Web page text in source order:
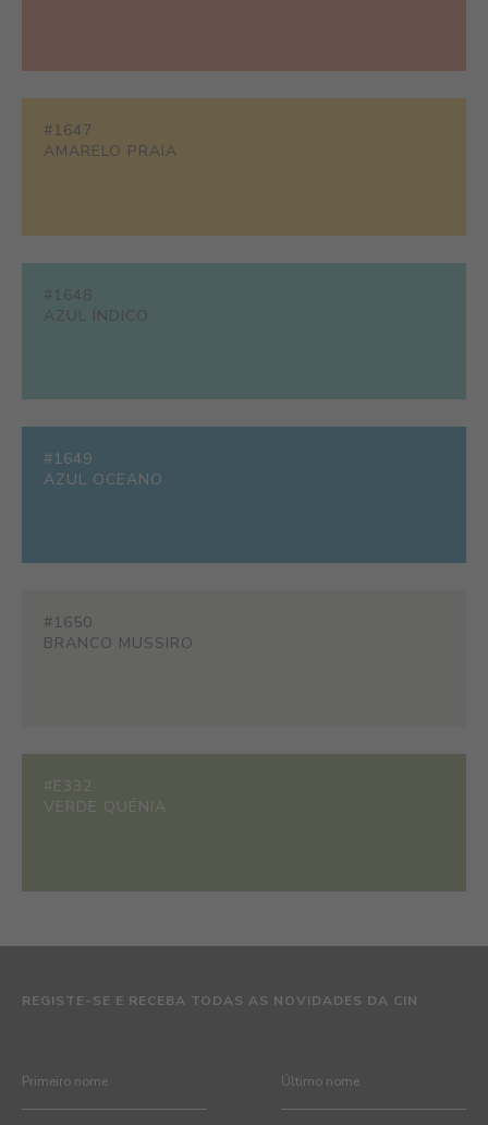
#1647
AMARELO PRAIA
#1648
AZUL ÍNDICO
#1649
AZUL OCEANO
#1650
BRANCO MUSSIRO
#E332
VERDE QUÉNIA
REGISTE-SE E RECEBA TODAS AS NOVIDADES DA CIN